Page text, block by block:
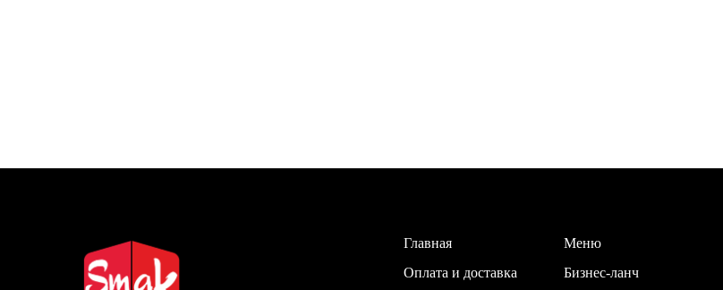
Главная
Оплата и доставка
Меню
Бизнес-ланч